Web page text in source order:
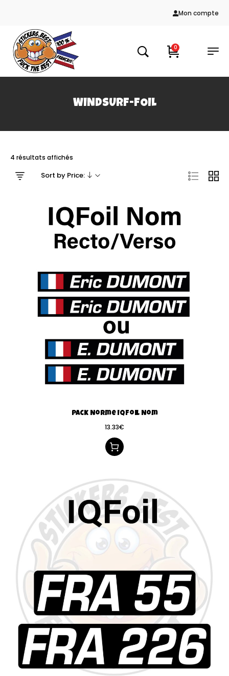
Mon compte
0
WINDSURF-FOIL
4 résultats affichés
Sort by Price:
Pack Norme IQFoil Nom
13.33€